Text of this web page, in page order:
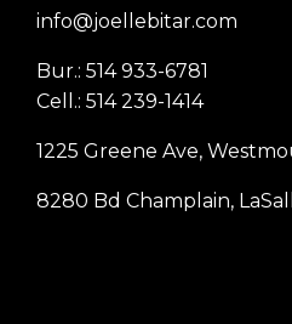
info@joellebitar.com
Bur.: 514 933-6781
Cell.: 514 239-1414
1225 Greene Ave,
8280 Bd Champlain,